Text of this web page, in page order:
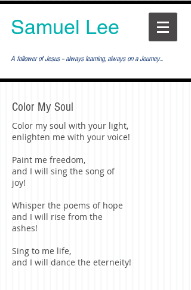
Samuel Lee
A follower of Jesus -- always learning, always on a Journey...
Color My Soul
Color my soul with your light,
enlighten me with your voice!
Paint me freedom,
and I will sing the song of
joy!
Whisper the poems of hope
and I will rise from the
ashes!
Sing to me life,
and I will dance the eterneity!